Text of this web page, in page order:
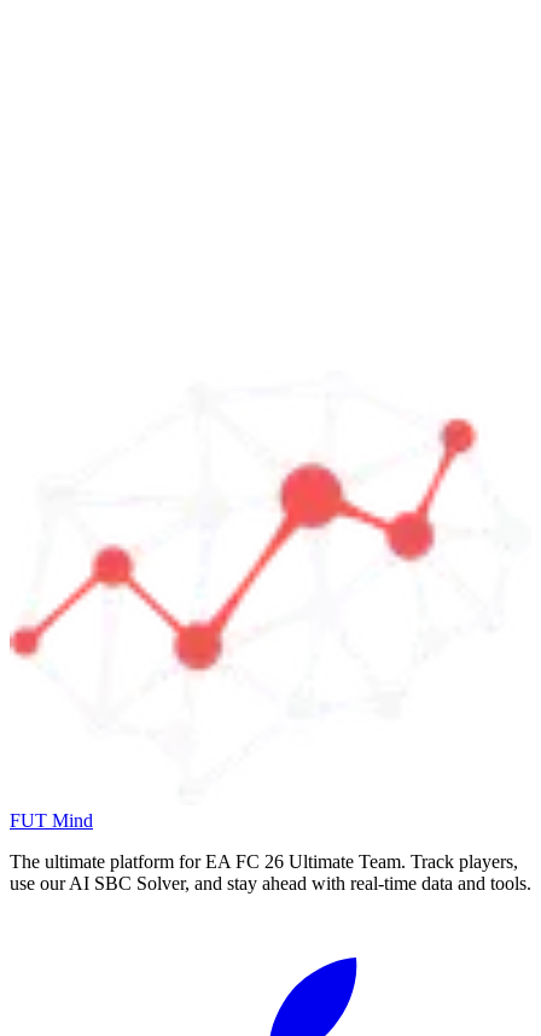
FUT Mind
The ultimate platform for EA FC 26 Ultimate Team. Track players,
use our AI SBC Solver, and stay ahead with real-time data and tools.